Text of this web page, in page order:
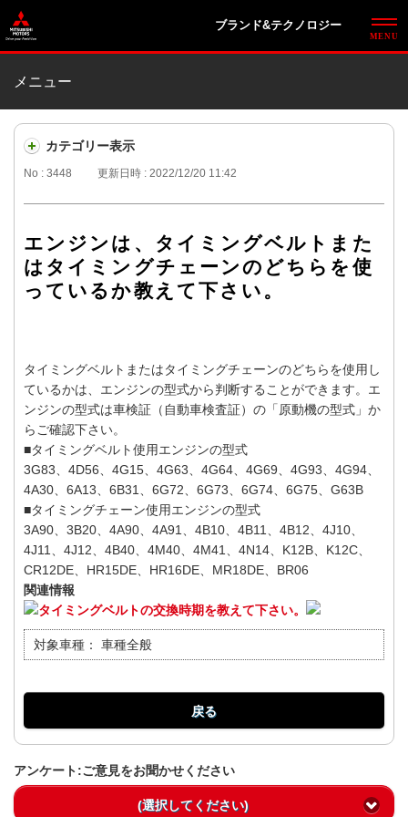
ブランド&テクノロジー
メニュー
カテゴリー表示
No : 3448 更新日時 : 2022/12/20 11:42
エンジンは、タイミングベルトまた
はタイミングチェーンのどちらを使
っているか教えて下さい。
タイミングベルトまたはタイミングチェーンのどちらを使用し
ているかは、エンジンの型式から判断することができます。エ
ンジンの型式は車検証（自動車検査証）の「原動機の型式」か
らご確認下さい。
■タイミングベルト使用エンジンの型式
3G83、4D56、4G15、4G63、4G64、4G69、4G93、4G94、
4A30、6A13、6B31、6G72、6G73、6G74、6G75、G63B
■タイミングチェーン使用エンジンの型式
3A90、3B20、4A90、4A91、4B10、4B11、4B12、4J10、
4J11、4J12、4B40、4M40、4M41、4N14、K12B、K12C、
CR12DE、HR15DE、HR16DE、MR18DE、BR06
関連情報
タイミングベルトの交換時期を教えて下さい。
対象車種： 車種全般
戻る
アンケート:ご意見をお聞かせください
(選択してください)